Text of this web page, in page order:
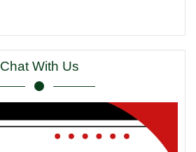
Chat With Us